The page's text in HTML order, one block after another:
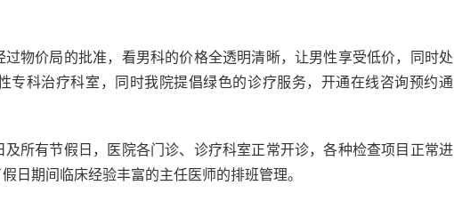
价局的批准，看男科的价格全透明清晰，让男性享受低价，同时处
专科治疗科室，同时我院提倡绿色的诊疗服务，开通在线咨询预约通
有节假日，医院各门诊、诊疗科室正常开诊，各种检查项目正常进
日期间临床经验丰富的主任医师的排班管理。